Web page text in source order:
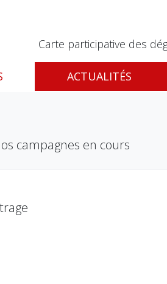
Carte participative des
ACTUALITÉS
campagnes en cours